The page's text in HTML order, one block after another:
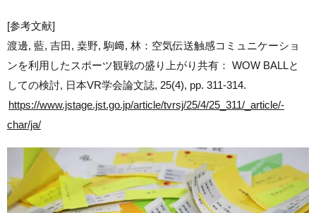
[参考文献]
渡邊, 藍, 吉田, 桒野, 駒﨑, 林：空気伝送触感コミュニケーショ
ンを利用したスポーツ観戦の盛り上がり共有： WOW BALLと
しての検討, 日本VR学会論文誌, 25(4), pp. 311-314.
https://www.jstage.jst.go.jp/article/tvrsj/25/4/25_311/_article/-
char/ja/